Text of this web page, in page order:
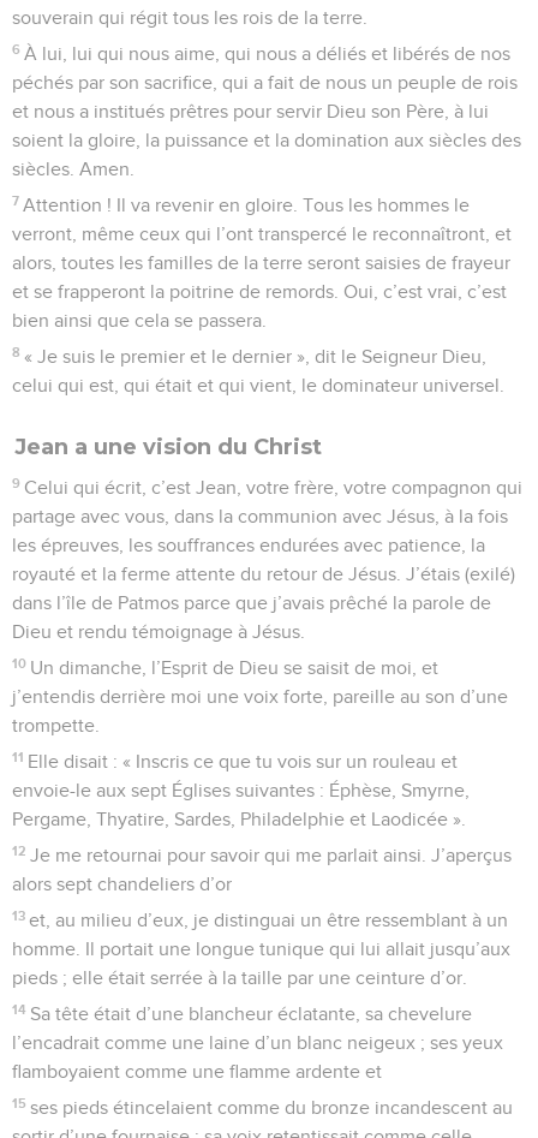
souverain qui régit tous les rois de la terre.
6 À lui, lui qui nous aime, qui nous a déliés et libérés de nos
péchés par son sacrifice, qui a fait de nous un peuple de rois
et nous a institués prêtres pour servir Dieu son Père, à lui
soient la gloire, la puissance et la domination aux siècles des
siècles. Amen.
7 Attention ! Il va revenir en gloire. Tous les hommes le
verront, même ceux qui l’ont transpercé le reconnaîtront, et
alors, toutes les familles de la terre seront saisies de frayeur
et se frapperont la poitrine de remords. Oui, c’est vrai, c’est
bien ainsi que cela se passera.
8 « Je suis le premier et le dernier », dit le Seigneur Dieu,
celui qui est, qui était et qui vient, le dominateur universel.
Jean a une vision du Christ
9 Celui qui écrit, c’est Jean, votre frère, votre compagnon qui
partage avec vous, dans la communion avec Jésus, à la fois
les épreuves, les souffrances endurées avec patience, la
royauté et la ferme attente du retour de Jésus. J’étais (exilé)
dans l’île de Patmos parce que j’avais prêché la parole de
Dieu et rendu témoignage à Jésus.
10 Un dimanche, l’Esprit de Dieu se saisit de moi, et
j’entendis derrière moi une voix forte, pareille au son d’une
trompette.
11 Elle disait : « Inscris ce que tu vois sur un rouleau et
envoie-le aux sept Églises suivantes : Éphèse, Smyrne,
Pergame, Thyatire, Sardes, Philadelphie et Laodicée ».
12 Je me retournai pour savoir qui me parlait ainsi. J’aperçus
alors sept chandeliers d’or
13 et, au milieu d’eux, je distinguai un être ressemblant à un
homme. Il portait une longue tunique qui lui allait jusqu’aux
pieds ; elle était serrée à la taille par une ceinture d’or.
14 Sa tête était d’une blancheur éclatante, sa chevelure
l’encadrait comme une laine d’un blanc neigeux ; ses yeux
flamboyaient comme une flamme ardente et
15 ses pieds étincelaient comme du bronze incandescent au